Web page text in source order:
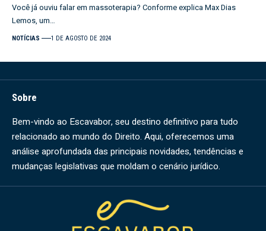
Você já ouviu falar em massoterapia? Conforme explica Max Dias
Lemos, um…
NOTÍCIAS 1 DE AGOSTO DE 2024
Sobre
Bem-vindo ao Escavabor, seu destino definitivo para tudo
relacionado ao mundo do Direito. Aqui, oferecemos uma
análise aprofundada das principais novidades, tendências e
mudanças legislativas que moldam o cenário jurídico.